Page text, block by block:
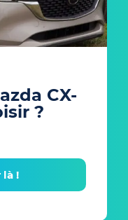
CX-
?
là !